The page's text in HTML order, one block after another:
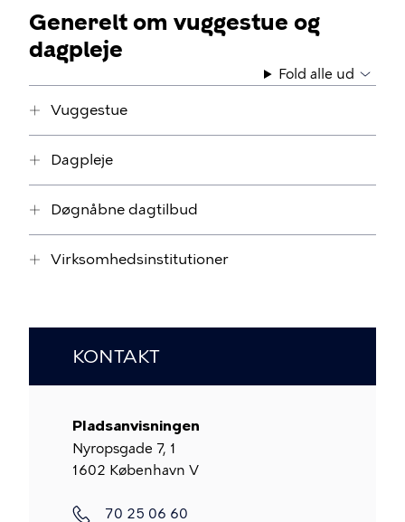
Generelt om vuggestue og
dagpleje
Fold alle ud
Vuggestue
Dagpleje
Døgnåbne dagtilbud
Virksomhedsinstitutioner
KONTAKT
Pladsanvisningen
Nyropsgade 7, 1
1602 København V
Telefon
70 25 06 60